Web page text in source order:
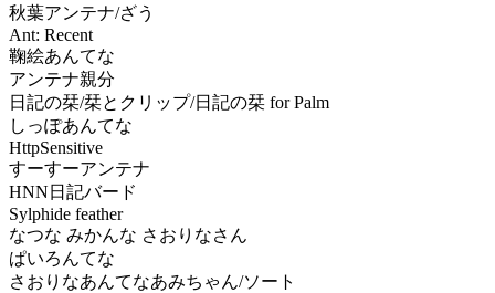
秋葉アンテナ/ざう
Ant: Recent
鞠絵あんてな
アンテナ親分
日記の栞/栞とクリップ/日記の栞 for Palm
しっぽあんてな
HttpSensitive
すーすーアンテナ
HNN日記バード
Sylphide feather
なつな みかんな さおりなさん
ぱいろんてな
さおりなあんてなあみちゃん/ソート